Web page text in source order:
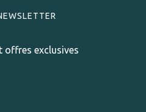
offres exclusives